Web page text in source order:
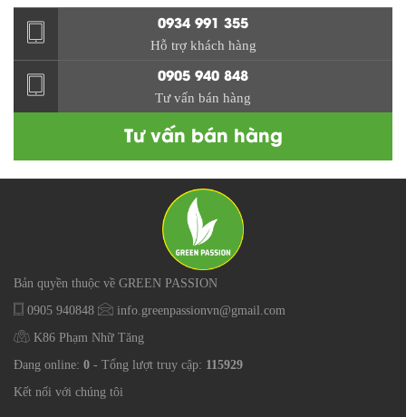
0934 991 355
Hỗ trợ khách hàng
0905 940 848
Tư vấn bán hàng
Tư vấn bán hàng
Bản quyền thuộc về GREEN PASSION
0905 940848
info.greenpassionvn@gmail.com
K86 Phạm Nhữ Tăng
Đang online: 0 - Tổng lượt truy cập: 115929
Kết nối với chúng tôi